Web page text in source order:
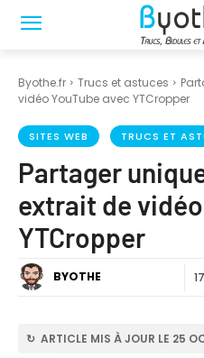
Byothe.fr Trucs et astuces
vidéo YouTube avec YTCropper
SITES WEB TRUCS ET
Partager
extrait de
YTCropper
BYOTHE
↻ ARTICLE MIS À JOUR LE 25